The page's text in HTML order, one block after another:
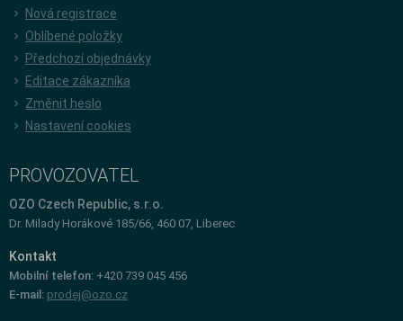
Nová registrace
Oblíbené položky
Předchozí objednávky
Editace zákazníka
Změnit heslo
Nastavení cookies
PROVOZOVATEL
OZO Czech Republic, s.r.o.
Dr. Milady Horákové 185/66, 460 07, Liberec
Kontakt
Mobilní telefon: +420 739 045 456
E-mail: prodej@ozo.cz